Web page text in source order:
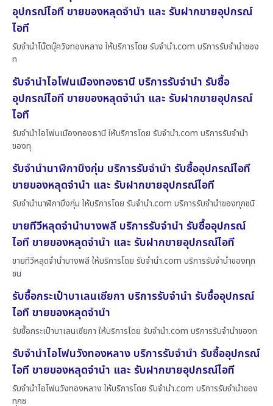
อุปกรณ์ไอที ขายของหลุดจำนำ และ รับฝากขายอุปกรณ์
ไอที
รับจำนำโน๊ตบุ๊ควังทองหลาง ให้บริการโดย รับจํานํา.com บริการรับจำนำของ
ท
รับจำนำไอโฟนเมืองทองธานี บริการรับจำนำ รับซื้อ
อุปกรณ์ไอที ขายของหลุดจำนำ และ รับฝากขายอุปกรณ์
ไอที
รับจำนำไอโฟนเมืองทองธานี ให้บริการโดย รับจํานํา.com บริการรับจำนำ
ของทุ
รับจำนำนาฬิกาบึงกุ่ม บริการรับจำนำ รับซื้ออุปกรณ์ไอที
ขายของหลุดจำนำ และ รับฝากขายอุปกรณ์ไอที
รับจำนำนาฬิกาบึงกุ่ม ให้บริการโดย รับจํานํา.com บริการรับจำนำของทุกชนิ
ขายทีวีหลุดจำนำบางพลี บริการรับจำนำ รับซื้ออุปกรณ์
ไอที ขายของหลุดจำนำ และ รับฝากขายอุปกรณ์ไอที
ขายทีวีหลุดจำนำบางพลี ให้บริการโดย รับจํานํา.com บริการรับจำนำของทุก
ชน
รับซื้อกระเป๋าบาเลนเซียกา บริการรับจำนำ รับซื้ออุปกรณ์
ไอที ขายของหลุดจำนำ
รับซื้อกระเป๋าบาเลนเซียกา ให้บริการโดย รับจํานํา.com บริการรับจำนำของท
รับจำนำไอโฟนวังทองหลาง บริการรับจำนำ รับซื้ออุปกรณ์
ไอที ขายของหลุดจำนำ และ รับฝากขายอุปกรณ์ไอที
รับจำนำไอโฟนวังทองหลาง ให้บริการโดย รับจํานํา.com บริการรับจำนำของ
ทุกช